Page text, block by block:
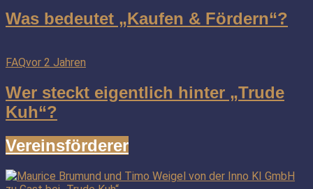
Was bedeutet „Kaufen & Fördern“?
FAQvor 2 Jahren
Wer steckt eigentlich hinter „Trude
Kuh“?
Vereinsförderer